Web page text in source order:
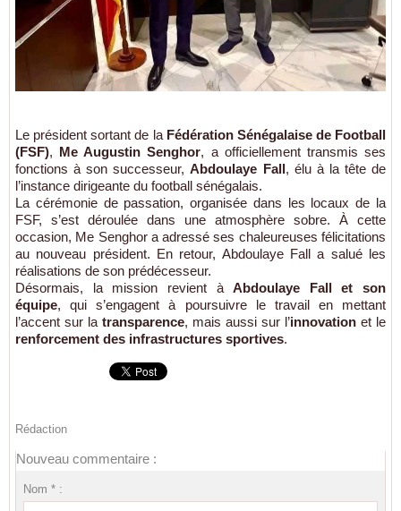
Le président sortant de la Fédération Sénégalaise de Football
(FSF), Me Augustin Senghor, a officiellement transmis ses
fonctions à son successeur,Abdoulaye Fall, élu à la tête de
l’instance dirigeante du football sénégalais.
La cérémonie de passation, organisée dans les locaux de la
FSF, s’est déroulée dans une atmosphère sobre. À cette
occasion, Me Senghor a adressé ses chaleureuses félicitations
au nouveau président. En retour, Abdoulaye Fall a salué les
réalisations de son prédécesseur.
Désormais, la mission revient àAbdoulaye Fall et son
équipe, qui s’engagent à poursuivre le travail en mettant
l’accent sur la transparence, mais aussi sur l’innovation et le
renforcement des infrastructures sportives.
Rédaction
Nouveau commentaire :
Nom * :